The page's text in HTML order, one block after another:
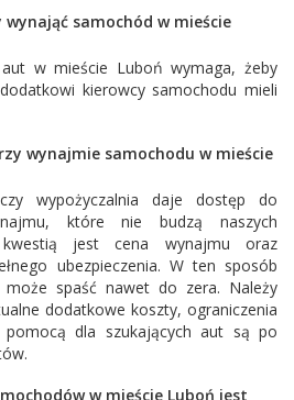
samochód w mieście
aut w mieście Luboń wymaga, żeby
kierowcy samochodu mieli
wynajmie samochodu w mieście
wypożyczalnia daje dostęp do
które nie budzą naszych
kwestią jest cena wynajmu oraz
ubezpieczenia. W ten sposób
może spaść nawet do zera. Należy
dodatkowe koszty, ograniczenia
dla szukających aut są po
w mieście Luboń jest